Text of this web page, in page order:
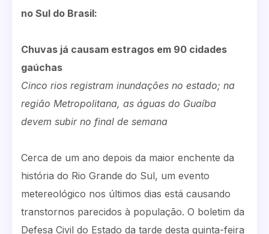
no Sul do Brasil:
Chuvas já causam estragos em 90 cidades
gaúchas
Cinco rios registram inundações no estado; na
região Metropolitana, as águas do Guaíba
devem subir no final de semana
Cerca de um ano depois da maior enchente da
história do Rio Grande do Sul, um evento
metereológico nos últimos dias está causando
transtornos parecidos à população. O boletim da
Defesa Civil do Estado da tarde desta quinta-feira